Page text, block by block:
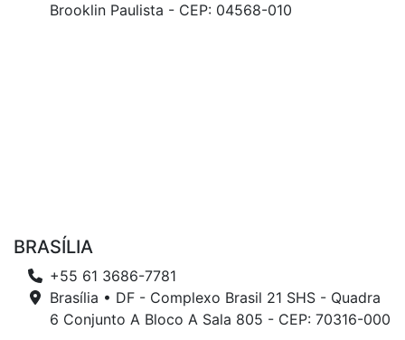
Brooklin Paulista - CEP: 04568-010
BRASÍLIA
+55 61 3686-7781
Brasília • DF - Complexo Brasil 21 SHS - Quadra
6 Conjunto A Bloco A Sala 805 - CEP: 70316-000